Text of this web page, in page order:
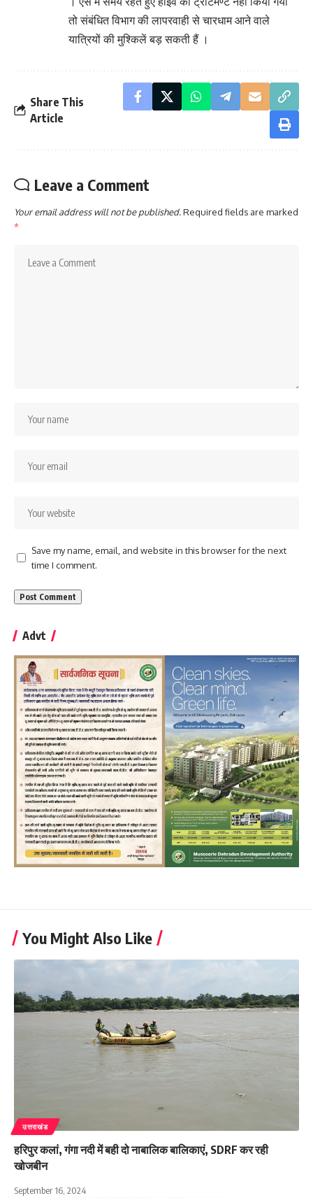
तो संबंधित विभाग की लापरवाही से चारधाम आने वाले
यात्रियों की मुश्किलें बड़ सकती हैं ।
Share This
Article
Leave a Comment
Your email address will not be published.Required fields are marked
*
Save my name, email, and website in this browser for the next
time I comment.
Advt
You Might Also Like
उत्तराखंड
हरिपुर कलां, गंगा नदी में बही दो नाबालिक बालिकाएं, SDRF कर रही
खोजबीन
September 16, 2024